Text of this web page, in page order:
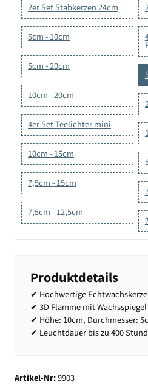
2er Set Stabkerzen 24cm
5cm - 10cm
5cm - 20cm
10cm - 20cm
4er Set Teelichter mini
10cm - 15cm
7,5cm - 15cm
7,5cm - 12,5cm
Produktdetails
✔ Hochwertige Echtwachskerze
✔ 3D Flamme mit Wachsspiegel
✔ Höhe: 10cm, Durchmesser:
✔ Leuchtdauer bis zu 400
Artikel-Nr:9903